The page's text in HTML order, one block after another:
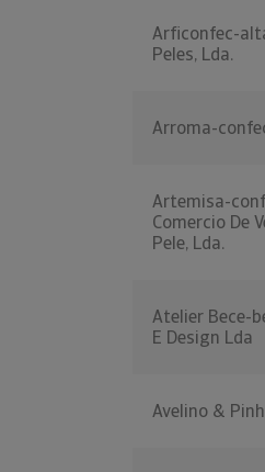
Arficonfec-
Peles, Lda.
Arroma-
Artemisa-
Comercio De
Pele, Lda.
Atelier Bece-
E Design Lda
Avelino &